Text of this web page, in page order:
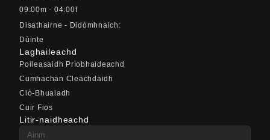
09:00m - 04:00f
Disathairne - Didòmhnaich:
Dùinte
Laghaileachd
Poileasaidh Prìobhaideachd
Cumhachan Cleachdaidh
Clò-Bhualadh
Cuir Fios
Litir-naidheachd